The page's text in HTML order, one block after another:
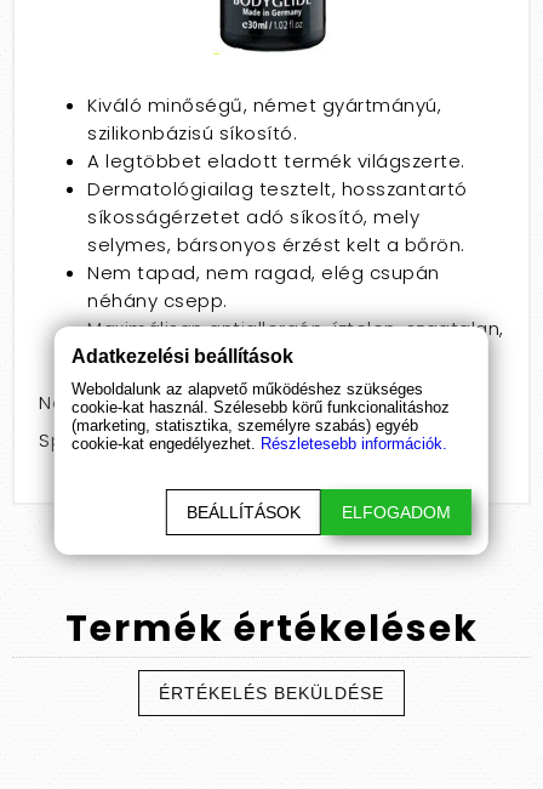
Kiváló minőségű, német gyártmányú,
szilikonbázisú síkosító.
A legtöbbet eladott termék világszerte.
Dermatológiailag tesztelt, hosszantartó
síkosságérzetet adó síkosító, mely
selymes, bársonyos érzést kelt a bőrön.
Nem tapad, nem ragad, elég csupán
néhány csepp.
Maximálisan antiallergén, íztelen, szagtalan,
zsírmentes,óvszerbarát készítmény.
Nem: pároknak
Speciális jellemző: natúr
Termék értékelések
ÉRTÉKELÉS BEKÜLDÉSE
Adatkezelési beállítások
Weboldalunk az alapvető működéshez szükséges
cookie-kat használ. Szélesebb körű funkcionalitáshoz
(marketing, statisztika, személyre szabás) egyéb
cookie-kat engedélyezhet. Részletesebb információk.
BEÁLLÍTÁSOK ELFOGADOM